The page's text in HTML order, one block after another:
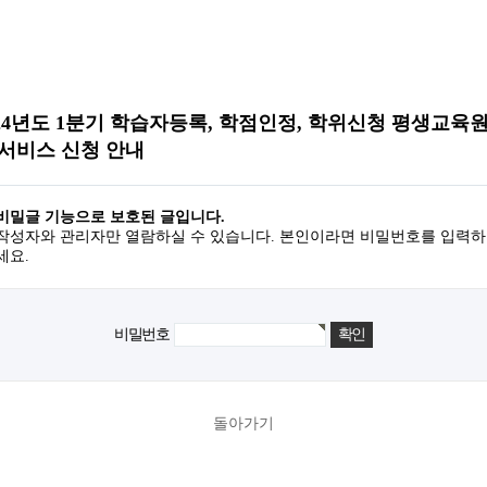
년도 1분기 학습자등록, 학점인정, 학위신청 평생교육
비스 신청 안내
밀글 기능으로 보호된 글입니다.
성자와 관리자만 열람하실 수 있습니다. 본인이라면 비밀번호를 입력하
요.
비밀번호
돌아가기